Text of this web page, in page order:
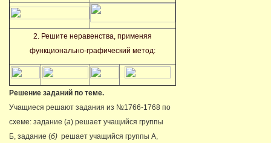
2. Решите неравенства, применяя
функционально-графический метод:
Решение заданий по теме.
Учащиеся решают задания из №1766-1768 по
схеме: задание (а) решает учащийся группы
Б, задание (б) решает учащийся группы А,